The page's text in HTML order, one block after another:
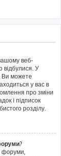
веб-
відбулися. У
Ви можете
у вас в
про зміни
і підписок
розділу.
форуми,